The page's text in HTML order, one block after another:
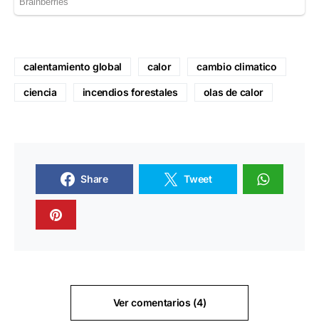
calentamiento global calor cambio climatico
ciencia incendios forestales olas de calor
Share Tweet
Ver comentarios (4)